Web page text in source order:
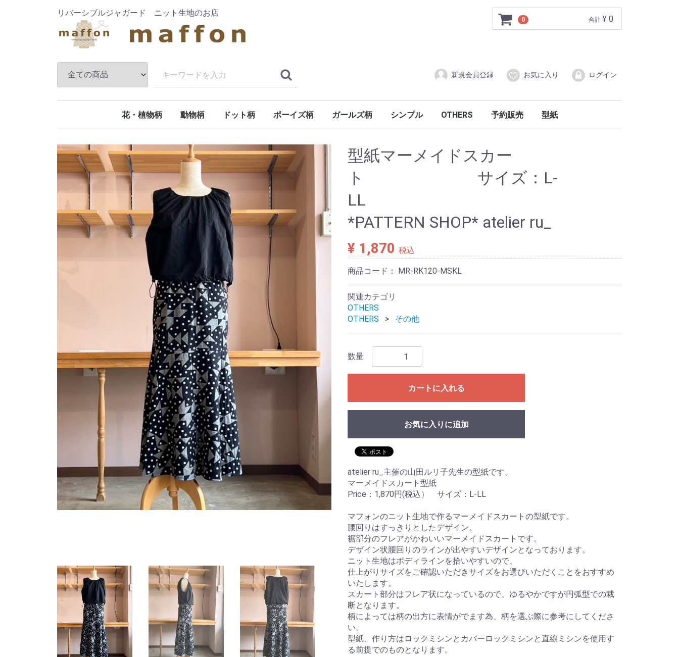
リバーシブルジャガード ニット生地のお店
0 合計 ¥ 0
新規会員登録 お気に入り ログイン
花・植物柄 動物柄 ドット柄 ボーイズ柄 ガールズ柄 シンプル OTHERS 予約販売 型紙
型紙マーメイドスカー
ト サイズ：L-
*PATTERN SHOP* atelier ru_
¥ 1,870 税込
商品コード： MR-RK120-MSKL
関連カテゴリ
OTHERS
OTHERS
その他
数量
カートに入れる
お気に入りに追加
atelier ru_主催の山田ルリ子先生の型紙です。
マーメイドスカート型紙
Price：1,870円(税込） サイズ：L-LL
マフォンのニット生地で作るマーメイドスカートの型紙です。
腰回りはすっきりとしたデザイン。
裾部分のフレアがかわいいマーメイドスカートです。
デザイン状腰回りのラインが出やすいデザインとなっております。
ニット生地はボディラインを拾いやすいので、
仕上がりサイズをご確認いただきサイズをお選びいただくことをおすすめ
いたします。
スカート部分はフレア状になっているので、ゆるやかですが円弧型での裁
断となります。
柄によっては柄の出方に表情がでます為、柄を選ぶ際に参考にしてくださ
い。
型紙、作り方はロックミシンとカバーロックミシンと直線ミシンを使用す
る前提でのものとなります。